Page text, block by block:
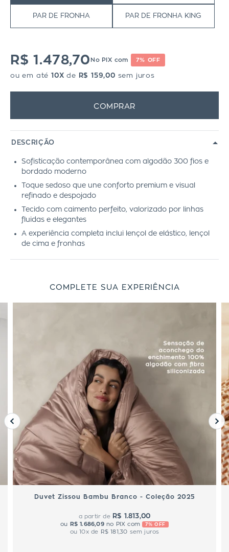
PAR DE FRONHA PAR DE FRONHA KING
R$ 1.478,70 No PIX com 7% OFF
ou em até 10X de R$ 159,00 sem juros
COMPRAR
DESCRIÇÃO
Sofisticação contemporânea com algodão 300 fios e
bordado moderno
Toque sedoso que une conforto premium e visual
refinado e despojado
Tecido com caimento perfeito, valorizado por linhas
fluidas e elegantes
A experiência completa inclui lençol de elástico, lençol
de cima e fronhas
COMPLETE SUA EXPERIÊNCIA
Duvet Zissou Bambu Branco - Coleção 2025
a partir de R$ 1.813,00
ou R$ 1.686,09 no PIX com 7% OFF
ou10x de R$ 181,30 sem juros